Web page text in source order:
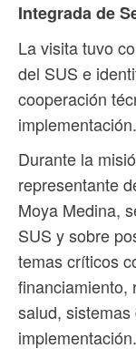
Integrada de
La visita tuvo
del SUS e
cooperación
implementación.
Durante la
representante
Moya Medina,
SUS y sobre
temas críticos
financiamiento,
salud,
implementación.